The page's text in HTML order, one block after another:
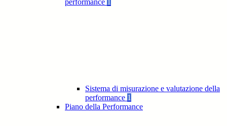
performance 1
Sistema di misurazione e valutazione della
performance 1
Piano della Performance